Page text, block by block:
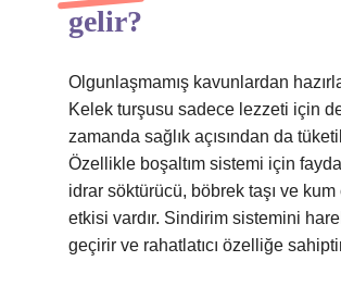
gelir?
Olgunlaşmamış kavunlardan
Kelek turşusu sadece lezzeti için
zamanda sağlık açısından da
Özellikle boşaltım sistemi için
idrar söktürücü, böbrek taşı ve kum
etkisi vardır. Sindirim sistemini
geçirir ve rahatlatıcı özelliğe